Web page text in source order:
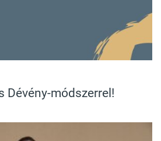
Dévény-módszerrel!